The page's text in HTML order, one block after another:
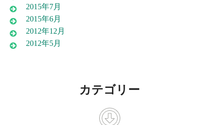
2015年7月
2015年6月
2012年12月
2012年5月
カテゴリー